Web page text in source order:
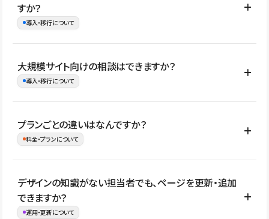
グ・メディア、イベントサイト、店舗・商品紹介サイト、ポートフ
ォリオなど幅広く制作できます。
すか？
導入・移行について
はい。既存サイトの構成やコンテンツ、URLを整理したうえで、
Studio上に再構築する形で移行できます。 WordPressの場合は、
イト全体のデザインや設定がそのまま移行されるわけではないた
め、移行後にページ構成やデザイン、CMS設計、URL・リダイレク
大規模サイト向けの相談はできますか？
導入・移行について
はい。アクセス規模が大きいサイトや、複数部門での運用、権限管
理、セキュリティ確認、既存システムとの連携など、個別の要件が
ない段階でも、お問い合わせください。
お問合せはこちら
プランごとの違いはなんですか？
料金・プランについて
公開ページ数、バージョン履歴の期間、CMS利用数の上限、権限
管理の有無などがプランごとに異なります。詳しくは料金プランペ
ージをご覧ください。
デザインの知識がない担当者でも、ページを更新・追加
できますか？
運用・更新について